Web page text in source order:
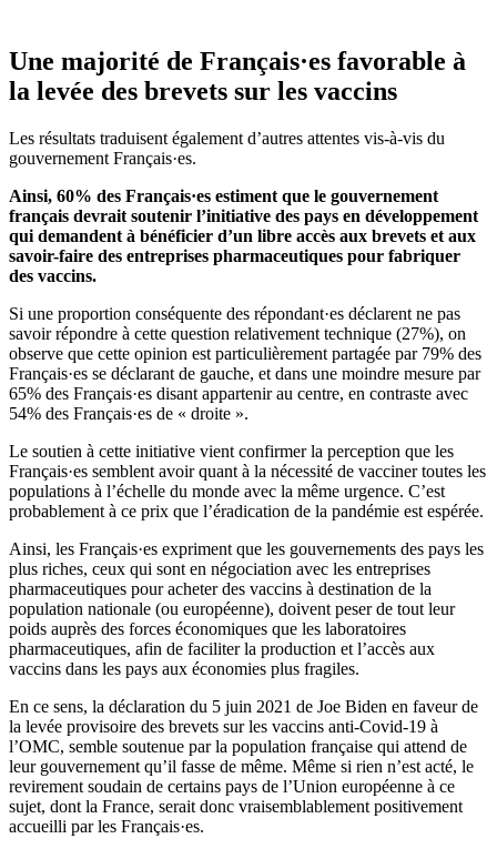
Une majorité de Français·es favorable à
la levée des brevets sur les vaccins
Les résultats traduisent également d’autres attentes vis-à-vis du
gouvernement Français·es.
Ainsi, 60% des Français·es estiment que le gouvernement
français devrait soutenir l’initiative des pays en développement
qui demandent à bénéficier d’un libre accès aux brevets et aux
savoir-faire des entreprises pharmaceutiques pour fabriquer
des vaccins.
Si une proportion conséquente des répondant·es déclarent ne pas
savoir répondre à cette question relativement technique (27%), on
observe que cette opinion est particulièrement partagée par 79% des
Français·es se déclarant de gauche, et dans une moindre mesure par
65% des Français·es disant appartenir au centre, en contraste avec
54% des Français·es de « droite ».
Le soutien à cette initiative vient confirmer la perception que les
Français·es semblent avoir quant à la nécessité de vacciner toutes les
populations à l’échelle du monde avec la même urgence. C’est
probablement à ce prix que l’éradication de la pandémie est espérée.
Ainsi, les Français·es expriment que les gouvernements des pays les
plus riches, ceux qui sont en négociation avec les entreprises
pharmaceutiques pour acheter des vaccins à destination de la
population nationale (ou européenne), doivent peser de tout leur
poids auprès des forces économiques que les laboratoires
pharmaceutiques, afin de faciliter la production et l’accès aux
vaccins dans les pays aux économies plus fragiles.
En ce sens, la déclaration du 5 juin 2021 de Joe Biden en faveur de
la levée provisoire des brevets sur les vaccins anti-Covid-19 à
l’OMC, semble soutenue par la population française qui attend de
leur gouvernement qu’il fasse de même. Même si rien n’est acté, le
revirement soudain de certains pays de l’Union européenne à ce
sujet, dont la France, serait donc vraisemblablement positivement
accueilli par les Français·es.